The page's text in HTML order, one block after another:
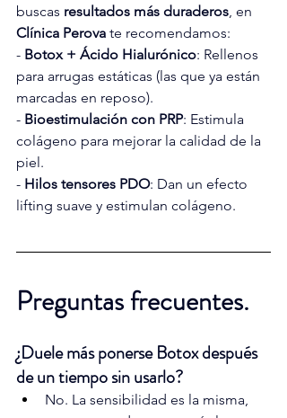
buscas resultados más duraderos, en
Clínica Perova te recomendamos:
- Botox + Ácido Hialurónico: Rellenos
para arrugas estáticas (las que ya están
marcadas en reposo).
- Bioestimulación con PRP: Estimula
colágeno para mejorar la calidad de la
piel.
- Hilos tensores PDO: Dan un efecto
lifting suave y estimulan colágeno.
Preguntas frecuentes.
¿Duele más ponerse Botox después
de un tiempo sin usarlo?
No. La sensibilidad es la misma,